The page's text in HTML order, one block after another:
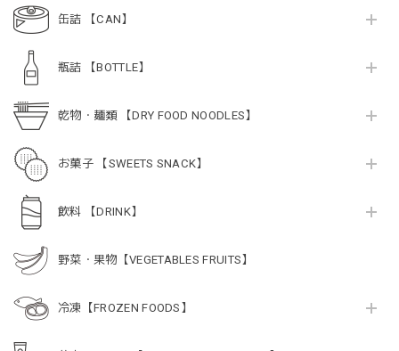
缶詰 【CAN】
瓶詰 【BOTTLE】
乾物・麺類 【DRY FOOD NOODLES】
お菓子 【SWEETS SNACK】
飲料 【DRINK】
野菜・果物【VEGETABLES FRUITS】
冷凍【FROZEN FOODS】